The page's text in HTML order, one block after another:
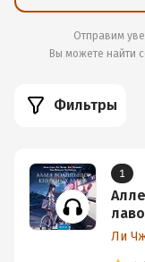
Отправим
Вы можете найти
Фильтры
1
Ли